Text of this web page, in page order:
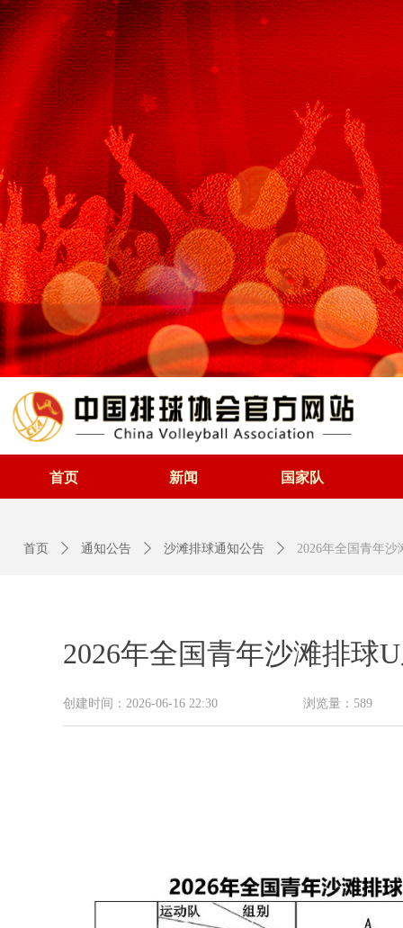
首页 新闻 国家队
2026年全国青年沙滩排球
创建时间： 2026-06-16 22:30 浏览量： 589
首页 ꄲ 通知公告 ꄲ 沙滩排球通知公告 ꄲ 2026年全国青年